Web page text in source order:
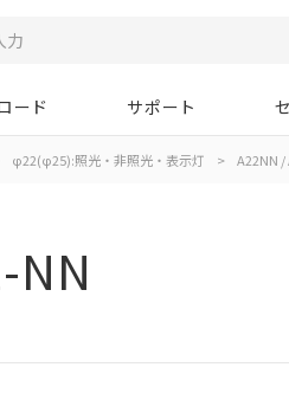
ード サポート
φ22(φ25):照光・非照光・表示灯 > A22NN /
NN